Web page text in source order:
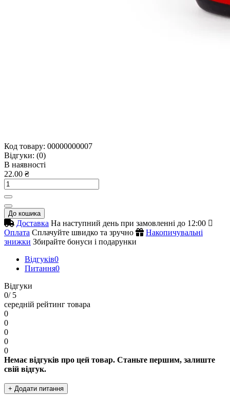
Код товару: 00000000007
Відгуки: (0)
В наявності
22.00 ₴
До кошика
Доставка На наступний день при замовленні до 12:00
Оплата Сплачуйте швидко та зручно
Накопичувальні
знижки Збирайте бонуси і подарунки
Відгуків0
Питання0
Відгуки
0/ 5
середній рейтинг товара
0
0
0
0
0
Немає відгуків про цей товар. Станьте першим, залиште
свій відгук.
+ Додати питання